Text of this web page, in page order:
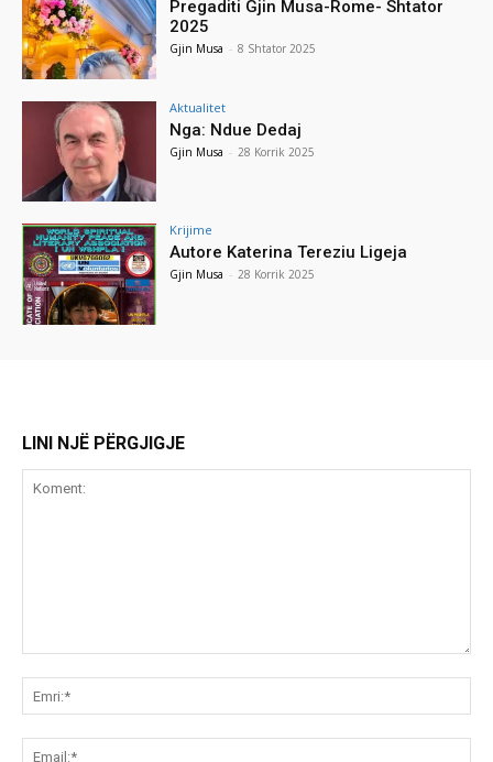
Pregaditi Gjin Musa-Rome- Shtator
2025
Gjin Musa - 8 Shtator 2025
Aktualitet
Nga: Ndue Dedaj
Gjin Musa - 28 Korrik 2025
Krijime
Autore Katerina Tereziu Ligeja
Gjin Musa - 28 Korrik 2025
LINI NJË PËRGJIGJE